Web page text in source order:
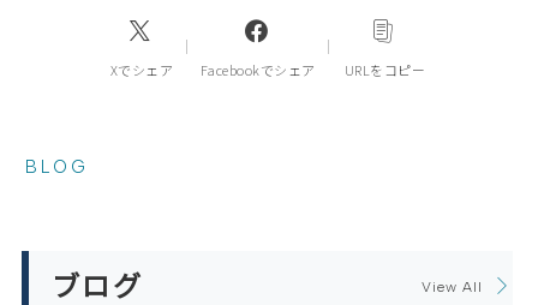
Xでシェア Facebookでシェア URLをコピー
BLOG
ブログ View All